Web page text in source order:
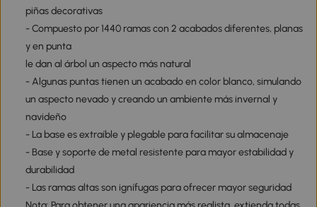
piñas decorativas
- Compuesto por 1440 ramas con 2 acabados diferentes, planas
y en punta
le dan al árbol un aspecto más natural
- Algunas puntas tienen un acabado en color blanco, simulando
un aspecto nevado y creando un ambiente más invernal y
navideño
- La base es extraíble y plegable para facilitar su almacenaje
- Base y soporte de metal resistente para mayor estabilidad y
durabilidad
- Las ramas altas son ignífugas para ofrecer mayor seguridad